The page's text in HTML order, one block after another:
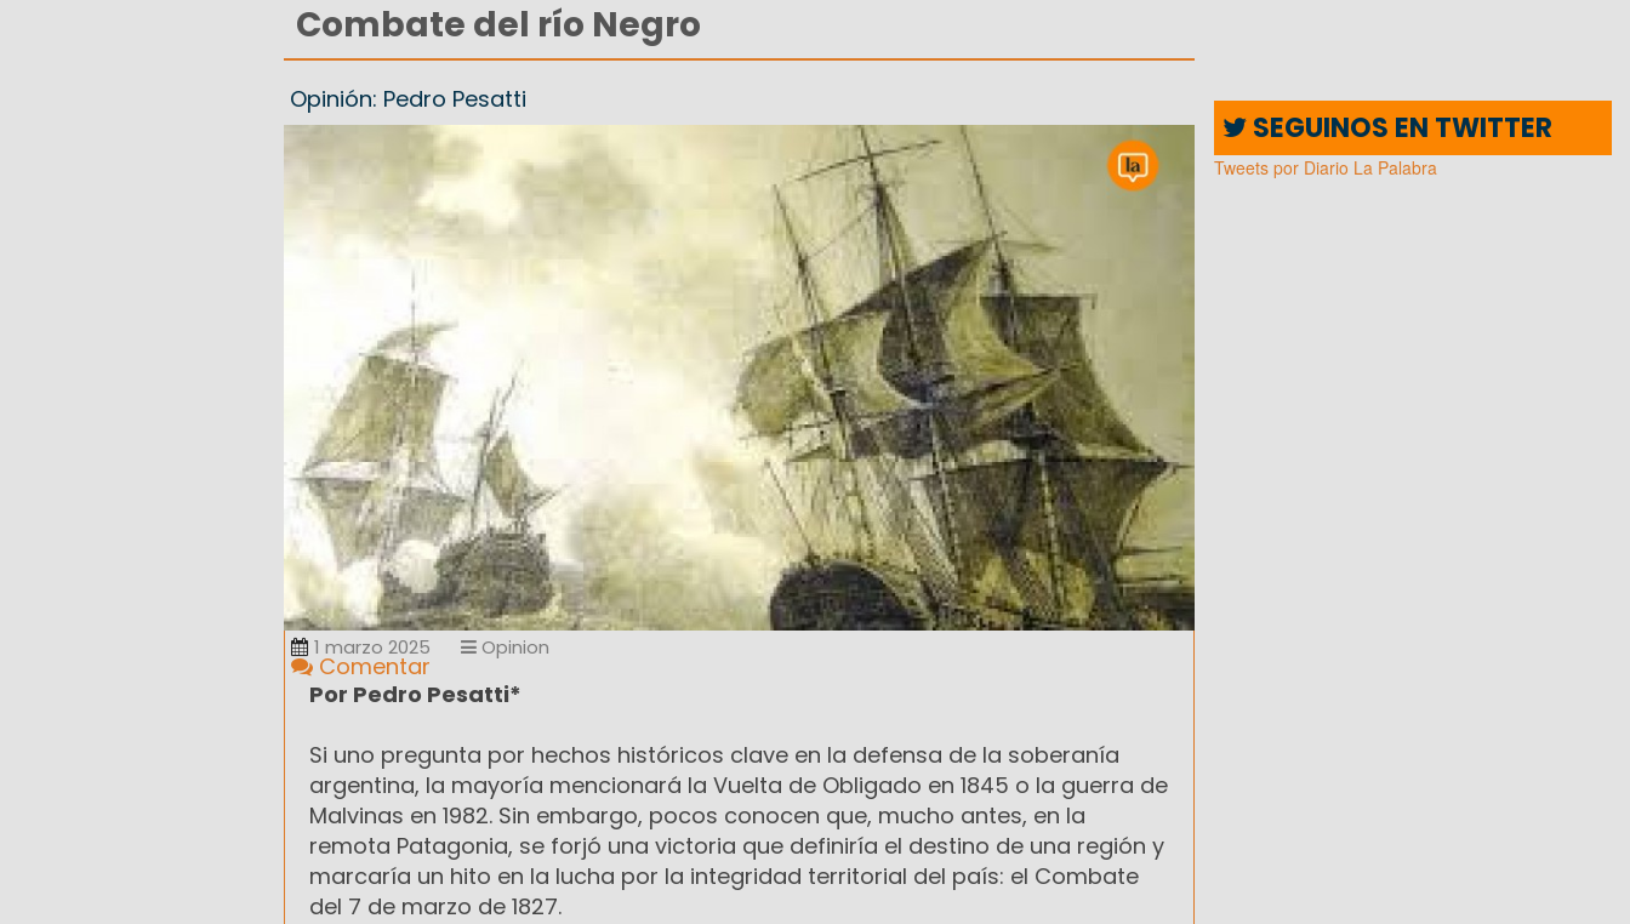
Combate del río Negro
Opinión: Pedro Pesatti
1 marzo 2025 Opinion
Comentar
Por Pedro Pesatti*
Si uno pregunta por hechos históricos clave en la defensa de la soberanía
argentina, la mayoría mencionará la Vuelta de Obligado en 1845 o la guerra de
Malvinas en 1982. Sin embargo, pocos conocen que, mucho antes, en la
remota Patagonia, se forjó una victoria que definiría el destino de una región y
marcaría un hito en la lucha por la integridad territorial del país: el Combate
del 7 de marzo de 1827.
SEGUINOS EN TWITTER
Tweets por Diario La Palabra